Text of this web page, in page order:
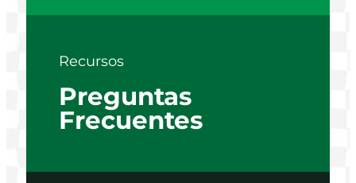
Recursos
Preguntas
Frecuentes